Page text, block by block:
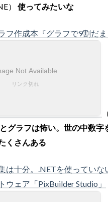
） 使ってみたいな
フ作成本『グラフで9割だま
グラフは怖い。世の中数字
くさんある
は十分。.NETを使っていな
ウェア「PixBuilder Studio」